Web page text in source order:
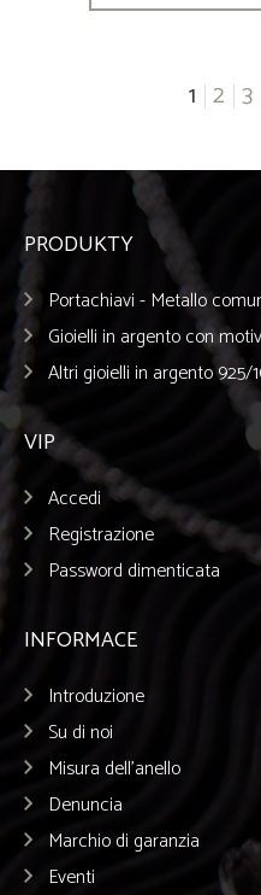
1 2 3
PRODUKTY
Portachiavi - Metallo
Gioielli in argento con
Altri gioielli in argento 925/
VIP
Accedi
Registrazione
Password dimenticata
INFORMACE
Introduzione
Su di noi
Misura dell’anello
Denuncia
Marchio di garanzia
Eventi